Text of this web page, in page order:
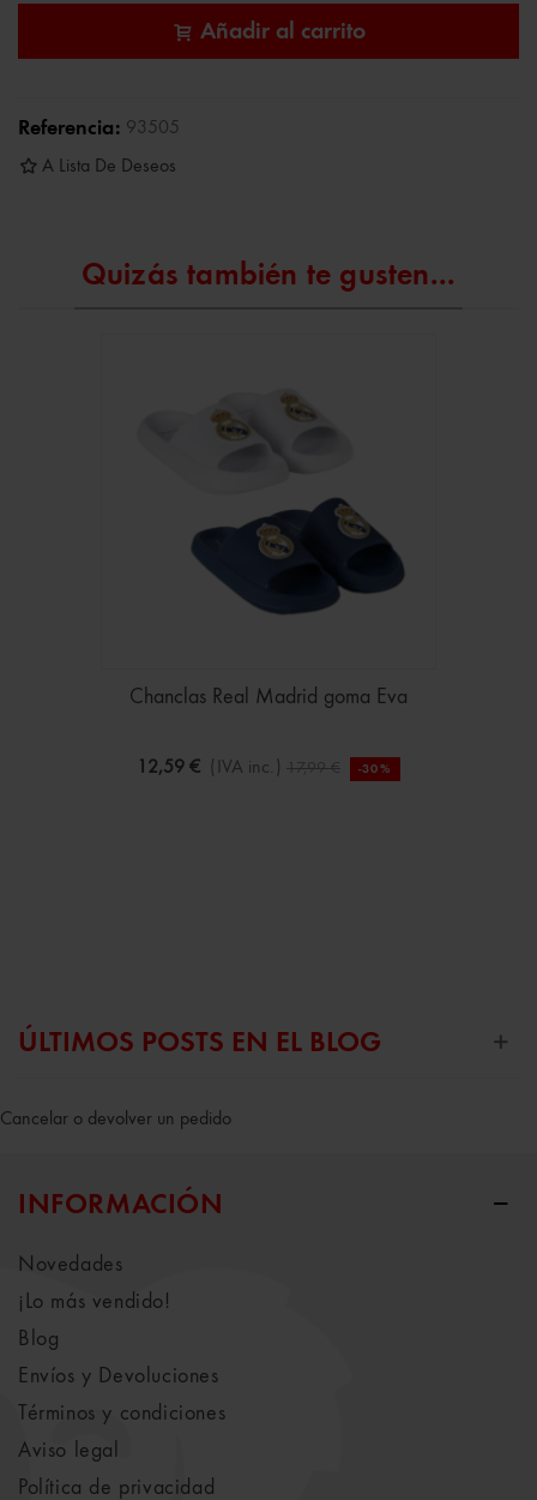
Añadir al carrito
Referencia: 93505
A Lista De Deseos
Quizás también te gusten...
Chanclas Real Madrid goma Eva
12,59 € (IVA inc.) 17,99 € -30%
ÚLTIMOS POSTS EN EL BLOG
Cancelar o devolver un pedido
INFORMACIÓN
Novedades
¡Lo más vendido!
Blog
Envíos y Devoluciones
Términos y condiciones
Aviso legal
Política de privacidad